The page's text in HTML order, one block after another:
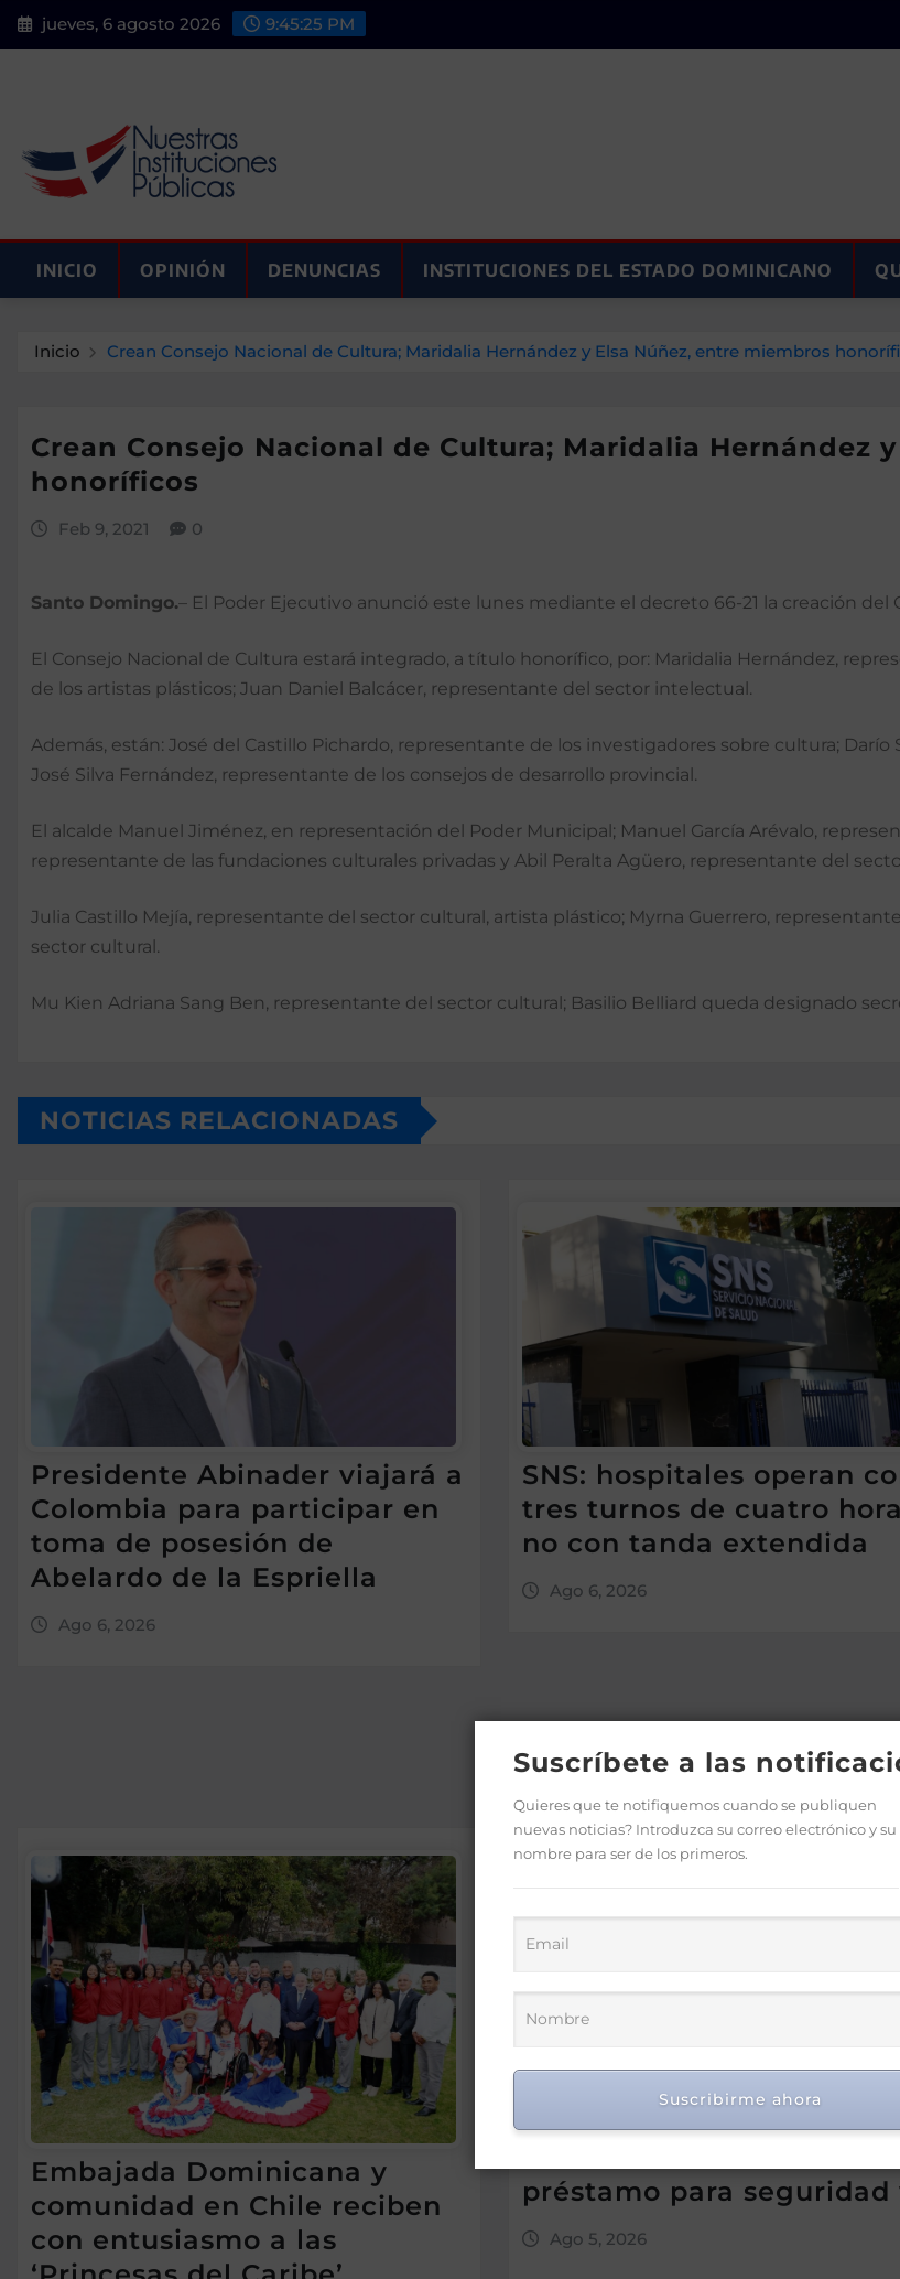
Saltar
al
jueves, 6 agosto 2026 9:45:27 PM
INICIO OPINIÓN DENUNCIAS INSTITUCIONES DEL ESTADO DOMINICANO
Inicio Crean Consejo Nacional de Cultura; Maridalia Hernández y Elsa Núñez, entre miembros
Crean Consejo Nacional de Cultura; Maridalia Hernández
honoríficos
Feb 9, 2021 0
Santo Domingo.– El Poder Ejecutivo anunció este lunes mediante el decreto 66-21 la creación del
El Consejo Nacional de Cultura estará integrado, a título honorífico, por: Maridalia Hernández,
de los artistas plásticos; Juan Daniel Balcácer, representante del sector intelectual.
Además, están: José del Castillo Pichardo, representante de los investigadores sobre cultura;
José Silva Fernández, representante de los consejos de desarrollo provincial.
El alcalde Manuel Jiménez, en representación del Poder Municipal; Manuel García Arévalo,
representante de las fundaciones culturales privadas y Abil Peralta Agüero, representante del
Julia Castillo Mejía, representante del sector cultural, artista plástico; Myrna Guerrero,
sector cultural.
Mu Kien Adriana Sang Ben, representante del sector cultural; Basilio Belliard queda designado
NOTICIAS RELACIONADAS
Presidente Abinader viajará a
Colombia para participar en
toma de posesión de
Abelardo de la Espriella
Ago 6, 2026
SNS: hospitales operan
tres turnos de cuatro
no con tanda extendida
Ago 6, 2026
Embajada Dominicana y
comunidad en Chile reciben
con entusiasmo a las
Morrison insta a
préstamo para seguridad
Ago 5, 2026
Suscríbete a las
Quieres que te notifiquemos cuando se publiquen
nuevas noticias? Introduzca su correo electrónico y su
nombre para ser de los primeros.
Suscribirme ahora